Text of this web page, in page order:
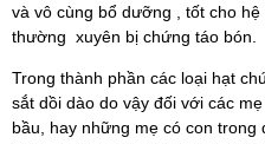
và vô cùng bổ dưỡng , tốt cho
thường xuyên bị chứng táo bón.
Trong thành phần các loại hạt
sắt dồi dào do vậy đối với các
bầu, hay những mẹ có con